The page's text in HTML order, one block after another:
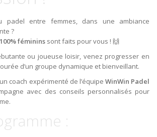
padel entre femmes, dans une ambiance
?
100% féminins sont faits pour vous ! 🙌
ou joueuse loisir, venez progresser en
d’un groupe dynamique et bienveillant.
coach expérimenté de l’équipe WinWin Padel
avec des conseils personnalisés pour
: